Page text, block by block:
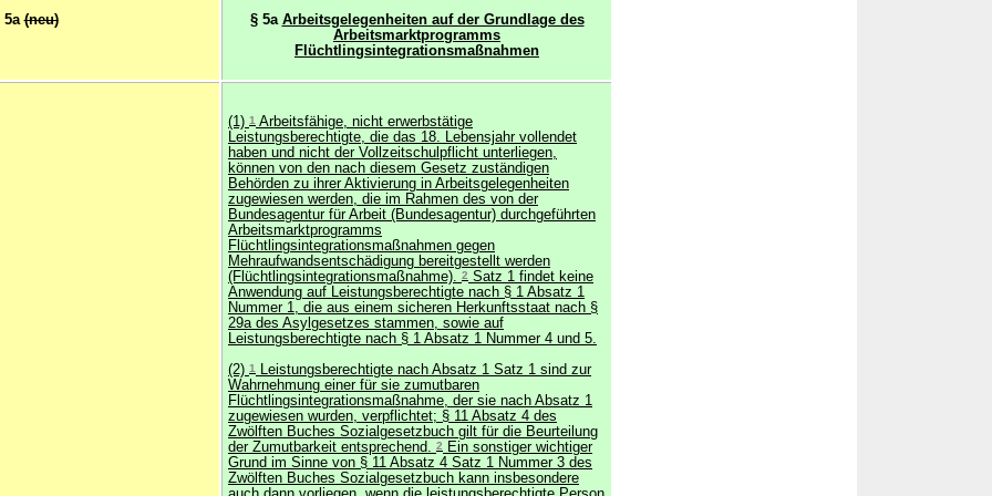
5a(neu) § 5a Arbeitsgelegenheiten auf der Grundlage des
Arbeitsmarktprogramms
Flüchtlingsintegrationsmaßnahmen
(1) 1 Arbeitsfähige, nicht erwerbstätige
Leistungsberechtigte, die das 18. Lebensjahr vollendet
haben und nicht der Vollzeitschulpflicht unterliegen,
können von den nach diesem Gesetz zuständigen
Behörden zu ihrer Aktivierung in Arbeitsgelegenheiten
zugewiesen werden, die im Rahmen des von der
Bundesagentur für Arbeit (Bundesagentur) durchgeführten
Arbeitsmarktprogramms
Flüchtlingsintegrationsmaßnahmen gegen
Mehraufwandsentschädigung bereitgestellt werden
(Flüchtlingsintegrationsmaßnahme). 2 Satz 1 findet keine
Anwendung auf Leistungsberechtigte nach § 1 Absatz 1
Nummer 1, die aus einem sicheren Herkunftsstaat nach §
29a des Asylgesetzes stammen, sowie auf
Leistungsberechtigte nach § 1 Absatz 1 Nummer 4 und 5.
(2) 1
Leistungsberechtigte nach Absatz 1 Satz 1 sind zur
Wahrnehmung einer für sie zumutbaren
Flüchtlingsintegrationsmaßnahme, der sie nach Absatz 1
zugewiesen wurden, verpflichtet; § 11 Absatz 4 des
Zwölften Buches Sozialgesetzbuch gilt für die Beurteilung
der Zumutbarkeit entsprechend. 2
Ein sonstiger wichtiger
Grund im Sinne von § 11 Absatz 4 Satz 1 Nummer 3 des
Zwölften Buches Sozialgesetzbuch kann insbesondere